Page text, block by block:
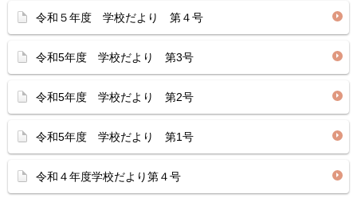
令和５年度 学校だより 第４号
令和5年度 学校だより 第3号
令和5年度 学校だより 第2号
令和5年度 学校だより 第1号
令和４年度学校だより第４号